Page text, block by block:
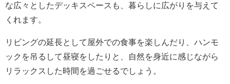
な広々としたデッキスペースも、暮らしに広がりを与えて
くれます。
リビングの延長として屋外での食事を楽しんだり、ハンモ
ックを吊るして昼寝をしたりと、自然を身近に感じながら
リラックスした時間を過ごせるでしょう。